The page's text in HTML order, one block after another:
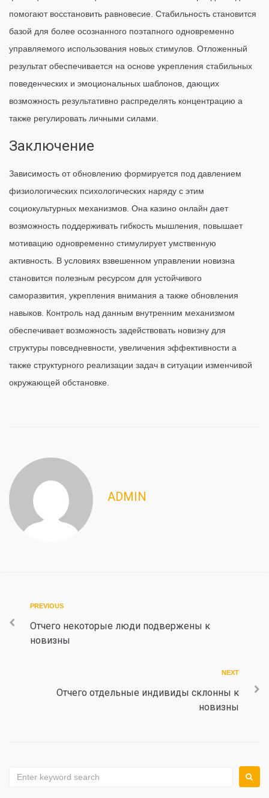
помогают восстановить равновесие. Стабильность становится
базой для более осознанного поэтапного одновременно
управляемого использования новых стимулов. Отложенный
результат обеспечивается на основе укрепления стабильных
поведенческих и эмоциональных шаблонов, дающих
возможность результативно распределять концентрацию а
также регулировать личными силами.
Заключение
Зависимость от обновлению формируется под давлением
физиологических психологических наряду с этим
социокультурных механизмов. Она казино онлайн дает
возможность поддерживать гибкость мышления, повышает
мотивацию одновременно стимулирует умственную
активность. В условиях взвешенном управлении новизна
становится полезным ресурсом для устойчивого
саморазвития, укрепления внимания а также обновления
навыков. Контроль над данным внутренним механизмом
обеспечивает возможность задействовать новизну для
структуры повседневности, увеличения эффективности а
также структурного реализации задач в ситуации изменчивой
окружающей обстановке.
ADMIN
Post
navigation
Previous
PREVIOUS
Отчего некоторые люди подвержены к
новизны
NEXT
Отчего отдельные индивиды склонны к
новизны
Search